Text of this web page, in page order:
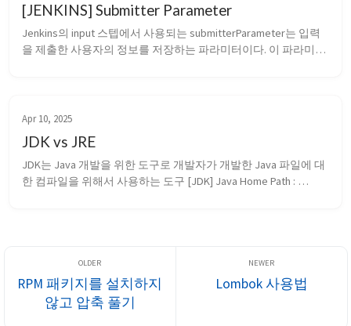
[JENKINS] Submitter Parameter
Jenkins의 ⁠input⁠ 스텝에서 사용되는 ⁠submitterParameter⁠는 입력
을 제출한 사용자의 정보를 저장하는 파라미터이다. 이 파라미터
Apr 10, 2025
JDK vs JRE
JDK는 Java 개발을 위한 도구로 개발자가 개발한 Java 파일에 대
한 컴파일을 위해서 사용하는 도구 ⁠[JDK] Java Home Path :
RPM 패키지를 설치하지
않고 압축 풀기
Lombok 사용법